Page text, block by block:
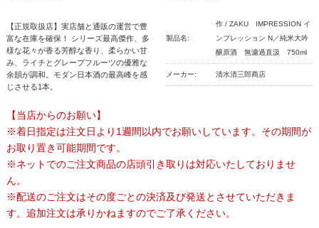
【正規取扱店】実店舗と通販の運営で豊
富な在庫を確保！ シリーズ最高傑作、多
様な花々が香る芳醇な香り、柔らかい甘
み、ライチとグレープフルーツの優雅な
余韻が調和。モダン日本酒の最高峰を感
じさせる1本。
製品名:
作 / ZAKU IMPRESSION イ
ンプレッション N／純米大吟
醸原酒 無濾過直汲 750ml
メーカー: 清水清三郎商店
【当店からのお願い】
※着日指定は注文日より1週間以内でお願いしています。その期間が
お取り置き可能期間です。
※ネットでのご注文商品の店頭引き取りは対応いたしておりませ
ん。
※配送のご注文はその度ごとの決済及び発送とさせていただきま
す。追加注文は承りかねますのでご了承ください。